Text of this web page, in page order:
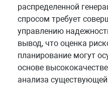
распределенной
спросом требует
управлению
вывод, что оценка
планирование могут
основе
анализа